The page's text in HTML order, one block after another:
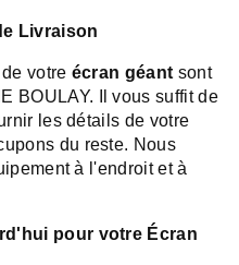
Livraison
votre écran géant sont
BOULAY. Il vous suffit de
les détails de votre
du reste. Nous
à l'endroit et à
pour votre Écran